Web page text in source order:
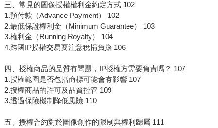
三、常見的圖像授權權利金約定方式 102
1.預付款（Advance Payment） 102
2.最低保證權利金（Minimum Guarantee） 103
3.權利金（Running Royalty） 104
4.跨國IP授權交易要注意稅捐負擔 106
四、授權商品的品質有問題，IP授權方需要負責嗎？ 107
1.授權範圍是否包括商標可能會有影響 107
2.授權商品的許可及品質控管 109
3.透過保險機制降低風險 110
五、授權合約對於圖像創作的限制與權利歸屬 111